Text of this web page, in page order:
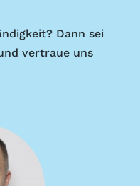
Dann sei
vertraue uns